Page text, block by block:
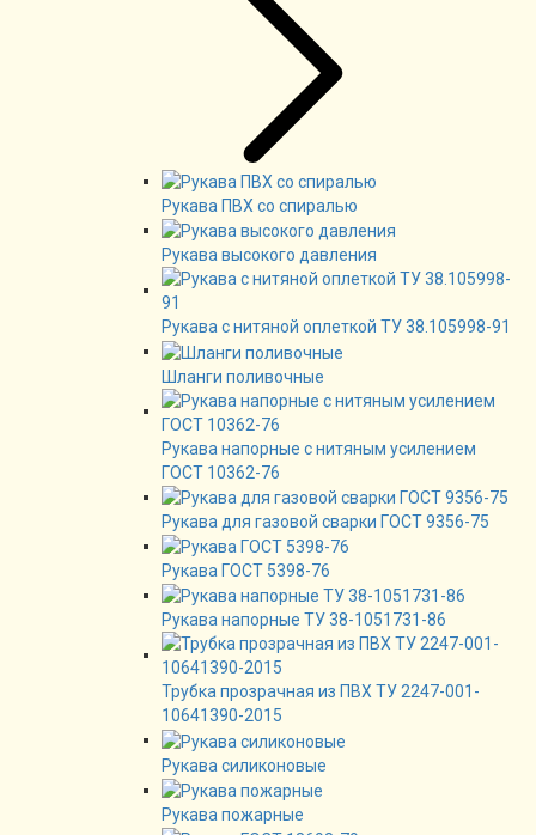
Рукава ПВХ со спиралью
Рукава высокого давления
Рукава с нитяной оплеткой ТУ 38.105998-91
Шланги поливочные
Рукава напорные с нитяным усилением
ГОСТ 10362-76
Рукава для газовой сварки ГОСТ 9356-75
Рукава ГОСТ 5398-76
Рукава напорные ТУ 38-1051731-86
Трубка прозрачная из ПВХ ТУ 2247-001-
10641390-2015
Рукава силиконовые
Рукава пожарные